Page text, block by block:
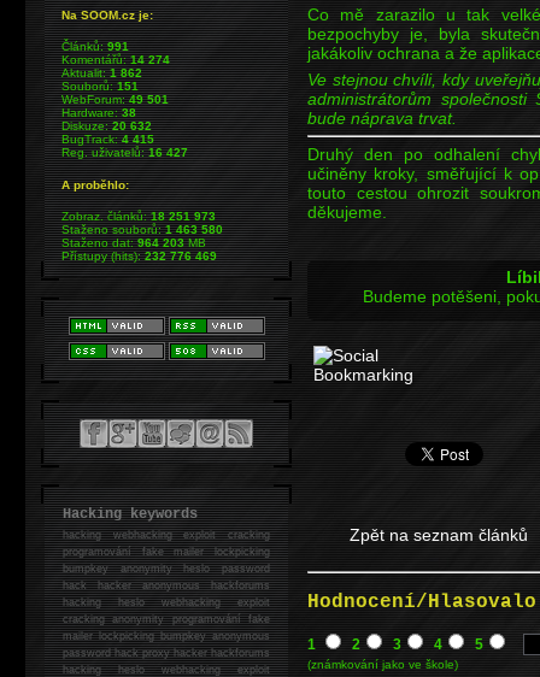
Co mě zarazilo u tak
bezpochyby je, byla
jakákoliv ochrana a že
Ve stejnou chvíli, kdy
administrátorům
bude náprava trvat.
Druhý den po odhalení
učiněny kroky, směřující k
touto cestou ohrozit
děkujeme.
Budeme potěšeni,
Zpět na seznam článků
Hodnocení/
1 2 3 4 5
(známkování jako ve škole)
Na SOOM.cz je:
Článků:991
Komentářů:14 274
Aktualit:1 862
Souborů:151
WebForum:49 501
Hardware:38
Diskuze:20 632
BugTrack:4 415
Reg. uživatelů:16 427
A proběhlo:
Zobraz. článků:18 251 973
Staženo souborů:1 463 580
Staženo dat:964 203MB
Přístupy (hits):232 776 469
Hacking keywords
hackingwebhacking exploit cracking
programování fake mailer lockpicking
bumpkey anonymity heslo password
hackhacker anonymous hackforums
hackingheslo webhacking exploit
cracking anonymity programování fake
mailer lockpicking bumpkey anonymous
password hack proxy hacker hackforums
hacking heslo webhacking exploit